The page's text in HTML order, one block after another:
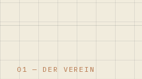
01 — DER VEREIN